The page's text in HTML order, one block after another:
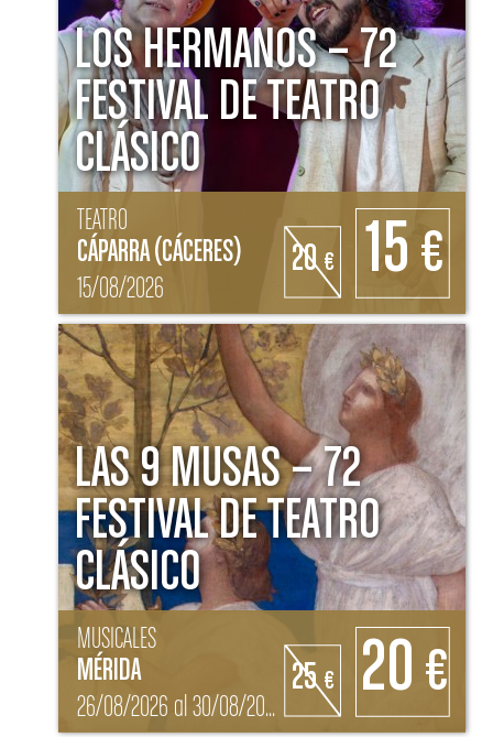
LOS HERMANOS – 72
FESTIVAL DE TEATRO
CLÁSICO
TEATRO
CÁPARRA (CÁCERES)
15/08/2026
20€ 15 €
LAS 9 MUSAS – 72
FESTIVAL DE TEATRO
CLÁSICO
MUSICALES
MÉRIDA
26/08/2026 al 30/08/2026
25€ 20 €